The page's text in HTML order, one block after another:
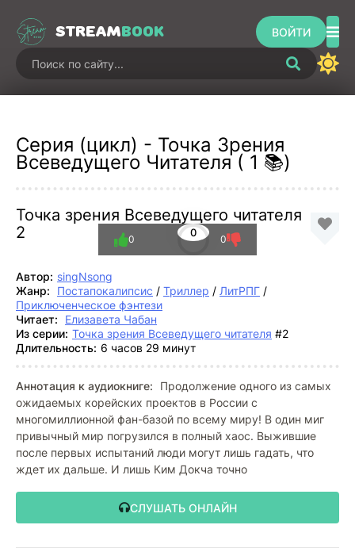
STREAMBOOK ВОЙТИ
Серия (цикл) - Точка Зрения
Всеведущего Читателя ( 1 📚)
Точка зрения Всеведущего читателя
2
0
0 0
Автор: singNsong
Жанр:
Постапокалипсис / Триллер / ЛитРПГ /
Приключенческое фэнтези
Читает:
Елизавета Чабан
Из серии: Точка зрения Всеведущего читателя #2
Длительность: 6 часов 29 минут
Аннотация к аудиокниге:
Продолжение одного из самых
ожидаемых корейских проектов в России с
многомиллионной фан-базой по всему миру! В один миг
привычный мир погрузился в полный хаос. Выжившие
после первых испытаний люди могут лишь гадать, что
ждет их дальше. И лишь Ким Докча точно
СЛУШАТЬ ОНЛАЙН